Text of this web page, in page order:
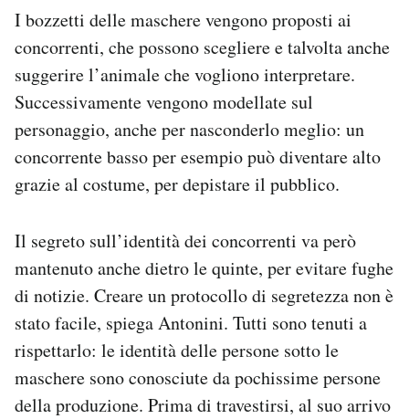
I bozzetti delle maschere vengono proposti ai
concorrenti, che possono scegliere e talvolta anche
suggerire l’animale che vogliono interpretare.
Successivamente vengono modellate sul
personaggio, anche per nasconderlo meglio: un
concorrente basso per esempio può diventare alto
grazie al costume, per depistare il pubblico.
Il segreto sull’identità dei concorrenti va però
mantenuto anche dietro le quinte, per evitare fughe
di notizie. Creare un protocollo di segretezza non è
stato facile, spiega Antonini. Tutti sono tenuti a
rispettarlo: le identità delle persone sotto le
maschere sono conosciute da pochissime persone
della produzione. Prima di travestirsi, al suo arrivo